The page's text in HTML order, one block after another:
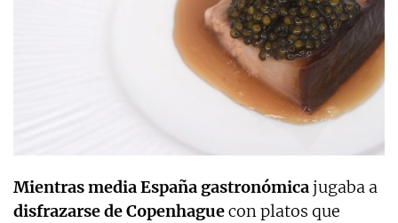
Mientras media España gastronómicajugaba a
disfrazarse de Copenhaguecon platos que